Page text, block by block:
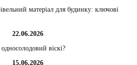
матеріал для будинку: ключові
22.06.2026
віскі?
15.06.2026